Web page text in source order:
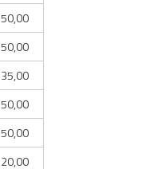
50,00
50,00
35,00
50,00
50,00
20,00